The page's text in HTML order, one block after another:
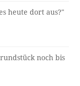
heute dort aus?"
noch bis